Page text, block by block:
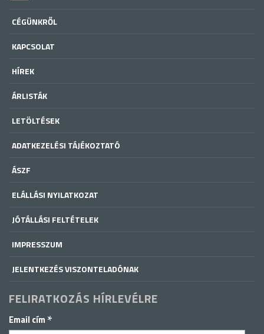
CÉGÜNKRŐL
KAPCSOLAT
HÍREK
ÁRLISTÁK
LETÖLTÉSEK
ADATKEZELÉSI TÁJÉKOZTATÓ
ÁSZF
ELÁLLÁSI NYILATKOZAT
JÓTÁLLÁSI FELTÉTELEK
IMPRESSZUM
JELENTKEZÉS VISZONTELADÓNAK
FELIRATKOZÁS HÍRLEVÉLRE
Email cím *